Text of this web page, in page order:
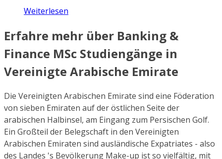
Weiterlesen
Erfahre mehr über Banking &
Finance MSc Studiengänge in
Vereinigte Arabische Emirate
Die Vereinigten Arabischen Emirate sind eine Föderation
von sieben Emiraten auf der östlichen Seite der
arabischen Halbinsel, am Eingang zum Persischen Golf.
Ein Großteil der Belegschaft in den Vereinigten
Arabischen Emiraten sind ausländische Expatriates - also
des Landes 's Bevölkerung Make-up ist so vielfältig, mit